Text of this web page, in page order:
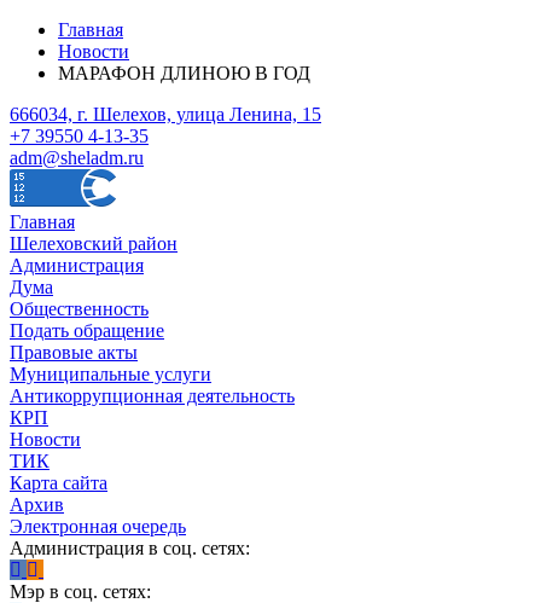
Главная
Новости
МАРАФОН ДЛИНОЮ В ГОД
666034, г. Шелехов, улица Ленина, 15
+7 39550 4-13-35
adm@sheladm.ru
Главная
Шелеховский район
Администрация
Дума
Общественность
Подать обращение
Правовые акты
Муниципальные услуги
Антикоррупционная деятельность
КРП
Новости
ТИК
Карта сайта
Архив
Электронная очередь
Администрация в соц. сетях:
Мэр в соц. сетях: